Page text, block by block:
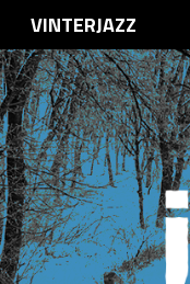
VINTERJAZZ